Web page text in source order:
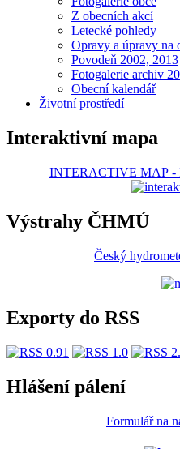
Z obecních akcí
Letecké pohledy
Opravy a úpravy na
Povodeň 2002, 2013
Fotogalerie archiv
Obecní kalendář
Životní prostředí
Interaktivní mapa
INTERACTIVE MAP -
Výstrahy ČHMÚ
Český
Exporty do RSS
Hlášení pálení
Formulář na